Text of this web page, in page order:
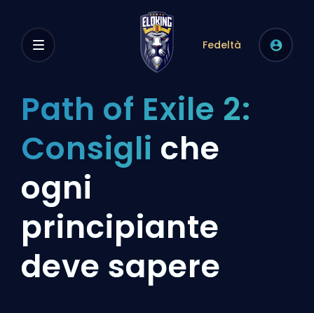
Fedeltà
Path of Exile 2:
Consigli che
ogni
principiante
deve sapere